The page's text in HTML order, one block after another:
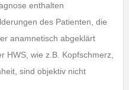
enthalten
des Patienten, die
anamnetisch abgeklärt
HWS, wie z.B. Kopfschmerz,
sind objektiv nicht